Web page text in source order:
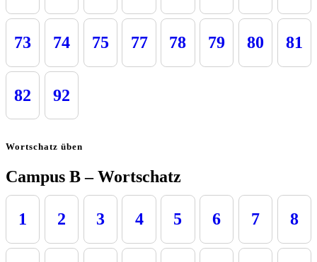
73 74 75 77 78 79 80 81
82 92
Wortschatz üben
Campus B – Wortschatz
1 2 3 4 5 6 7 8